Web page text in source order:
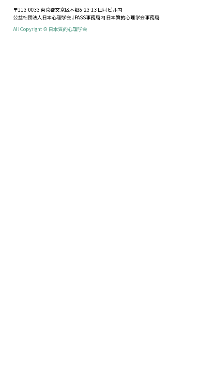
〒113-0033 東京都文京区本郷5-23-13 田村ビル内
公益社団法人日本心理学会 JPASS事務局内 日本質的心理学会事務局
All Copyright © 日本質的心理学会